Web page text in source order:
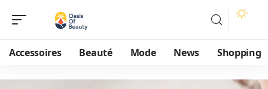
Accessoires Beauté Mode News Shopping